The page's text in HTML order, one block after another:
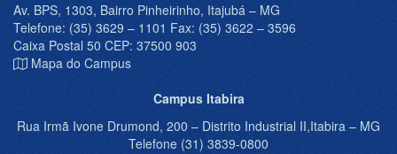
Av. BPS, 1303, Bairro Pinheirinho, Itajubá – MG
Telefone: (35) 3629 – 1101 Fax: (35) 3622 – 3596
Caixa Postal 50 CEP: 37500 903
Mapa do Campus
Campus Itabira
Rua Irmã Ivone Drumond, 200 – Distrito Industrial II,Itabira – MG
Telefone (31) 3839-0800